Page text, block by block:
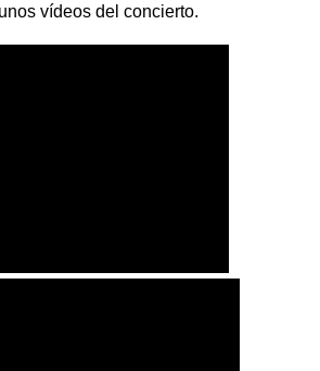
vídeos del concierto.